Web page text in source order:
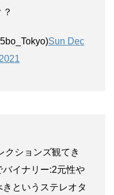
Sun Dec
クションズ観てき
イナリー:2元性や
というステレオタ